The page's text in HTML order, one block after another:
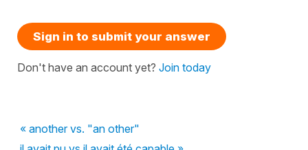
Sign in to submit your answer
Don't have an account yet? Join today
« another vs. "an other"